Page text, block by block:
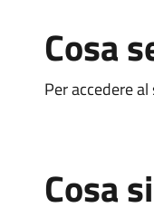
Cosa
Per accedere
Cosa